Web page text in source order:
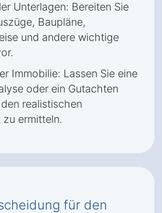
Unterlagen: Bereiten Sie
Baupläne,
und andere wichtige
Immobilie: Lassen Sie eine
oder ein Gutachten
realistischen
ermitteln.
für den